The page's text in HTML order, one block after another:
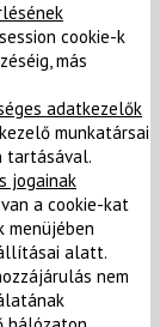
cookie-k
más
adatkezelők
munkatársai
tartásával.
jogainak
a cookie-kat
menüjében
alatt.
nem